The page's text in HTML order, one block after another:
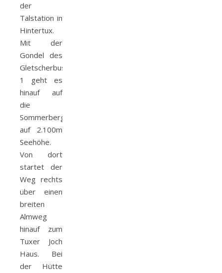
der
Talstation in
Hintertux.
Mit der
Gondel des
Gletscherbus
1 geht es
hinauf auf
die
Sommerbergalm
auf 2.100m
Seehöhe.
Von dort
startet der
Weg rechts
über einen
breiten
Almweg
hinauf zum
Tuxer Joch
Haus. Bei
der Hütte